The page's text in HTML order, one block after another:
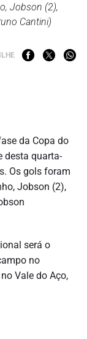
Jobson (2),
Cantini)
da Copa do
desta quarta-
Os gols foram
Jobson (2),
será o
no
Vale do Aço,